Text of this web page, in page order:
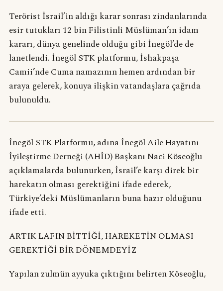
Terörist İsrail’in aldığı karar sonrası zindanlarında
esir tutukları 12 bin Filistinli Müslüman’ın idam
kararı, dünya genelinde olduğu gibi İnegöl’de de
lanetlendi. İnegöl STK platformu, İshakpaşa
Camii’nde Cuma namazının hemen ardından bir
araya gelerek, konuya ilişkin vatandaşlara çağrıda
bulunuldu.
İnegöl STK Platformu, adına İnegöl Aile Hayatını
İyileştirme Derneği (AHİD) Başkanı Naci Köseoğlu
açıklamalarda bulunurken, İsrail’e karşı direk bir
harekatın olması gerektiğini ifade ederek,
Türkiye’deki Müslümanların buna hazır olduğunu
ifade etti.
ARTIK LAFIN BİTTİĞİ, HAREKETİN OLMASI
GEREKTİĞİ BİR DÖNEMDEYİZ
Yapılan zulmün ayyuka çıktığını belirten Köseoğlu,